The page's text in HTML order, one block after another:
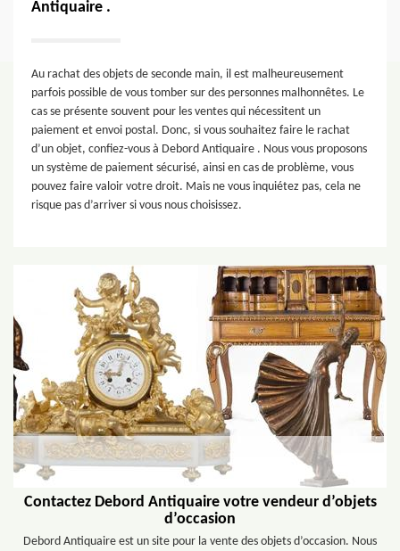
Antiquaire .
Au rachat des objets de seconde main, il est malheureusement
parfois possible de vous tomber sur des personnes malhonnêtes. Le
cas se présente souvent pour les ventes qui nécessitent un
paiement et envoi postal. Donc, si vous souhaitez faire le rachat
d’un objet, confiez-vous à Debord Antiquaire . Nous vous proposons
un système de paiement sécurisé, ainsi en cas de problème, vous
pouvez faire valoir votre droit. Mais ne vous inquiétez pas, cela ne
risque pas d’arriver si vous nous choisissez.
Contactez Debord Antiquaire votre vendeur d’objets
d’occasion
Debord Antiquaire est un site pour la vente des objets d’occasion. Nous